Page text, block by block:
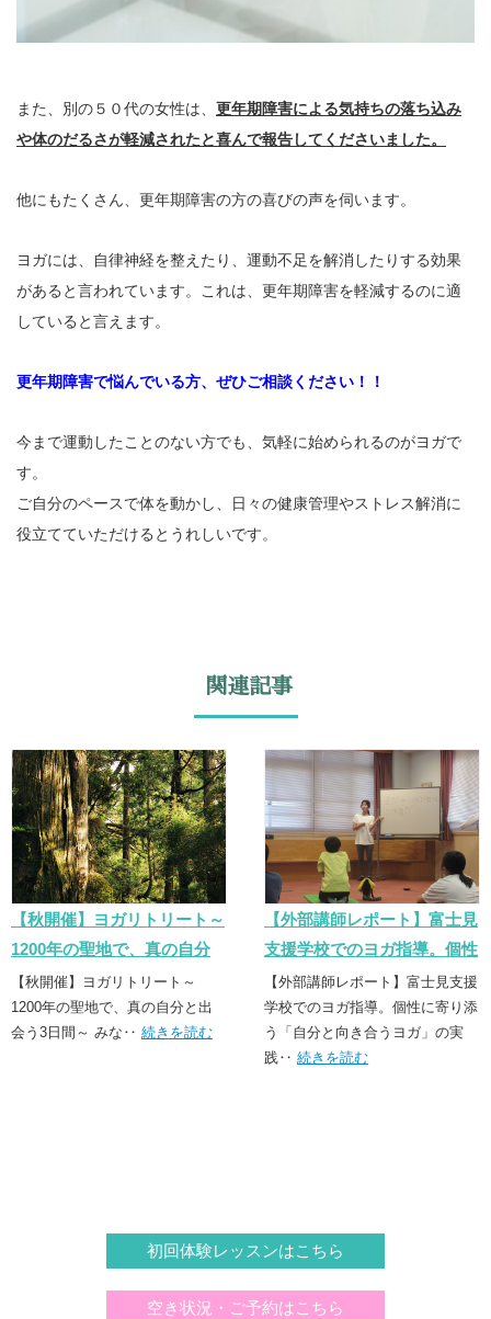
また、別の５０代の女性は、 更年期障害による気持ちの落ち込み
や体のだるさが軽減されたと喜んで報告してくださいました。
他にもたくさん、更年期障害の方の喜びの声を伺います。
ヨガには、自律神経を整えたり、運動不足を解消したりする効果
があると言われています。これは、更年期障害を軽減するのに適
していると言えます。
更年期障害で悩んでいる方、ぜひご相談ください！！
今まで運動したことのない方でも、気軽に始められるのがヨガで
す。
ご自分のペースで体を動かし、日々の健康管理やストレス解消に
役立てていただけるとうれしいです。
関連記事
【秋開催】ヨガリトリート～
1200年の聖地で、真の自分
と出会う3日間～
【秋開催】ヨガリトリート～
1200年の聖地で、真の自分と出
会う3日間～ みな‥ 続きを読む
【外部講師レポート】富士見
支援学校でのヨガ指導。個性
に寄り添う「誠実なヨガ」の
実践
【外部講師レポート】富士見支援
学校でのヨガ指導。個性に寄り添
う「自分と向き合うヨガ」の実
践‥続きを読む
初回体験レッスンはこちら
空き状況・ご予約はこちら